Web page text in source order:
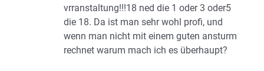
vrranstaltung!!!18 ned die 1 oder 3 oder5
die 18. Da ist man sehr wohl profi, und
wenn man nicht mit einem guten ansturm
rechnet warum mach ich es überhaupt?